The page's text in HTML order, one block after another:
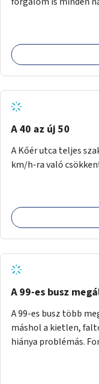
szintű
valamilyen vizes
A 40 az új 50
A Kőér utca teljes
km/h-ra való
A 99-es busz
A 99-es busz több
máshol a kietlen,
hiánya problémás.